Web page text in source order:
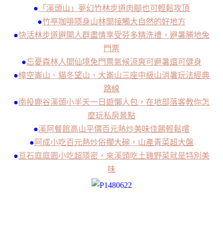
● 「溪頭山」夢幻竹林步道肉腳也可輕鬆攻頂
●竹亭咖啡隱身山林間接觸大自然的好地方
●快活林步道避開人群盡情享受芬多精洗禮，避暑勝地免
門票
●忘憂森林人間仙境免門票氣候涼爽可避暑還可健身
●樟空崙山、貓冬望山、大崙山三座中級山消暑玩法經典
路線
●南投鹿谷溪頭小半天一日遊懶人包，在地部落客教你怎
麼玩私房景點
●溪阿餐館高山平價百元熱炒美味佳餚輕鬆嚐
● 阿成小吃百元熱炒俗擱大碗，山產青菜超大盤
● 亘石庭庭園小吃超隱密，來溪頭吃土雞野菜就是特別美
味